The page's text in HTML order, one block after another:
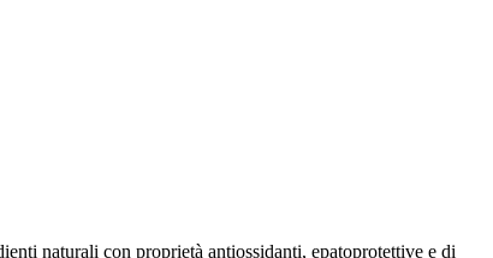
naturali con proprietà antiossidanti, epatoprotettive e di